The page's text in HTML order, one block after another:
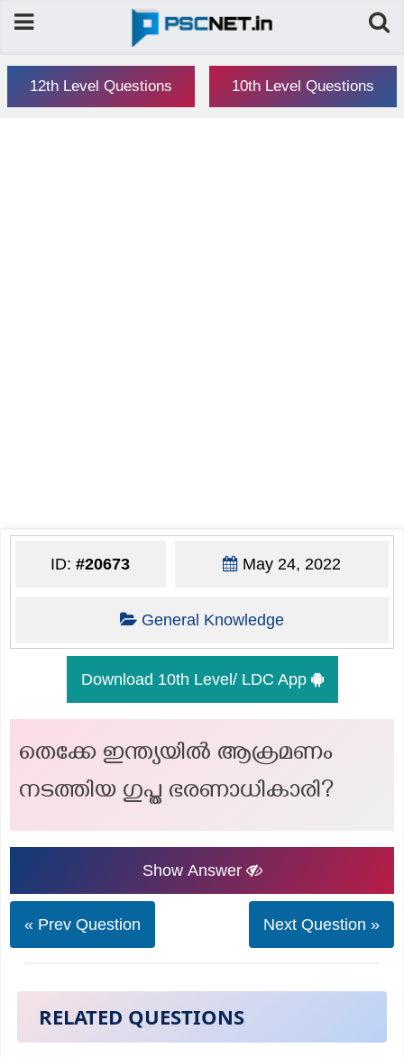
12th Level Questions 10th Level Questions
ID:#20673 May 24, 2022
General Knowledge
Download 10th Level/ LDC App
തെക്കേ ഇന്ത്യയിൽ ആക്രമണം
നടത്തിയ ഗുപ്ത ഭരണാധികാരി?
Show Answer
« Prev Question Next Question »
RELATED QUESTIONS